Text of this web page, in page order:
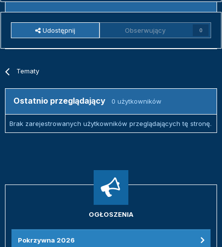
Udostępnij Obserwujący 0
Tematy
Ostatnio przeglądający 0 użytkowników
Brak zarejestrowanych użytkowników przeglądających tę stronę.
OGŁOSZENIA
Pokrzywna 2026